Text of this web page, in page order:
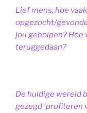
Lief mens, hoe
opgezocht/
jou geholpen? Hoe
teruggedaan?
De huidige wereld
gezegd 'profiteren